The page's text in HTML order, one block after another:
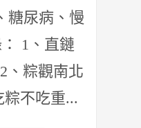
糖尿病、慢
1、直鏈
、粽觀南北
不吃重...